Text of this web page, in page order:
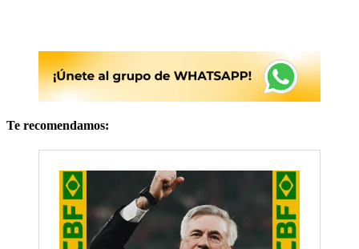
Te recomendamos: